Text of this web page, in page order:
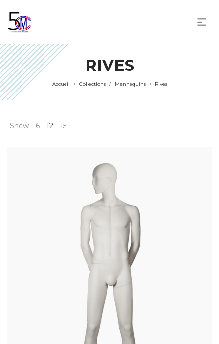
RIVES
Accueil / Collections / Mannequins / Rives
Show 6 12 15